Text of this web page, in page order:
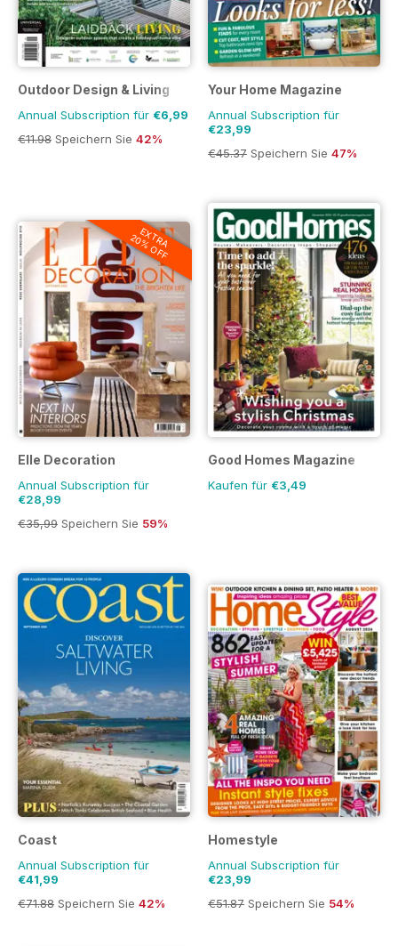
Outdoor Design & Living
Annual Subscription für €6,99
€11.98 Speichern Sie 42%
Your Home Magazine
Annual Subscription für
€23,99
€45.37 Speichern Sie 47%
EXTRA
20% OFF
Elle Decoration
Annual Subscription für
€28,99
€35,99 Speichern Sie 59%
Good Homes Magazine
Kaufen für €3,49
Coast
Annual Subscription für
€41,99
€71.88 Speichern Sie 42%
Homestyle
Annual Subscription für
€23,99
€51.87 Speichern Sie 54%